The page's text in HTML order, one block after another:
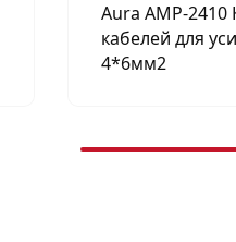
Aura AMP-2410
кабелей для
4*6мм2